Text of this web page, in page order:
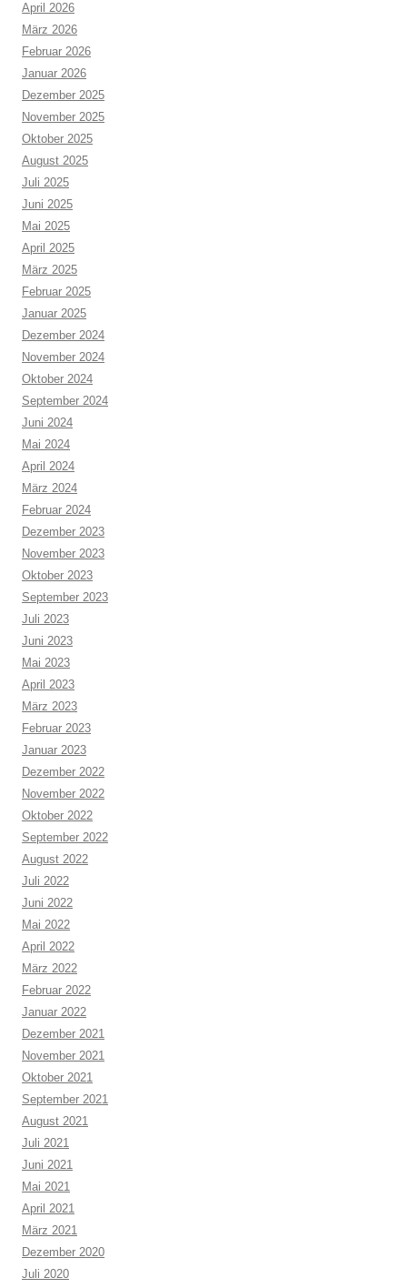
April 2026
März 2026
Februar 2026
Januar 2026
Dezember 2025
November 2025
Oktober 2025
August 2025
Juli 2025
Juni 2025
Mai 2025
April 2025
März 2025
Februar 2025
Januar 2025
Dezember 2024
November 2024
Oktober 2024
September 2024
Juni 2024
Mai 2024
April 2024
März 2024
Februar 2024
Dezember 2023
November 2023
Oktober 2023
September 2023
Juli 2023
Juni 2023
Mai 2023
April 2023
März 2023
Februar 2023
Januar 2023
Dezember 2022
November 2022
Oktober 2022
September 2022
August 2022
Juli 2022
Juni 2022
Mai 2022
April 2022
März 2022
Februar 2022
Januar 2022
Dezember 2021
November 2021
Oktober 2021
September 2021
August 2021
Juli 2021
Juni 2021
Mai 2021
April 2021
März 2021
Dezember 2020
Juli 2020